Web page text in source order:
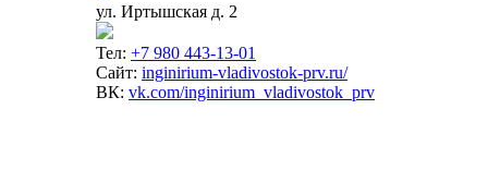
ул. Иртышская д. 2
Тел: +7 980 443-13-01
Сайт: inginirium-vladivostok-prv.ru/
ВК: vk.com/inginirium_vladivostok_prv